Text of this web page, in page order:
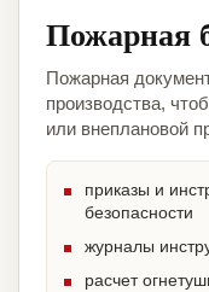
Пожарная
Пожарная
производства,
или внеплановой
приказы и
безопасности
журналы
расчет